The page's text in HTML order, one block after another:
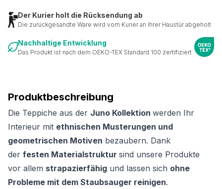
Produktbeschreibung
Die Teppiche aus der Juno Kollektion werden Ihr
Interieur mit ethnischen Musterungen und
geometrischen Motiven bezaubern. Dank
der festen Materialstruktur sind unsere Produkte
vor allem strapazierfähig und lassen sich ohne
Probleme mit dem Staubsauger reinigen.
Der Kurier holt die Rücksendung ab
Die zurückgesandte Ware wird vom Kurier an Ihrer Haustür abgeholt
Nachhaltige Entwicklung
Das Produkt ist nach dem OEKO-TEX Standard 100 zertifiziert